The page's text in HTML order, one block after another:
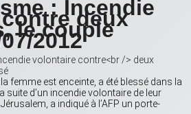
: Incendie
deux
le couple
2012
femme est enceinte, a été blessé dans la
suite d’un incendie volontaire de leur
a indiqué à l’AFP un porte-